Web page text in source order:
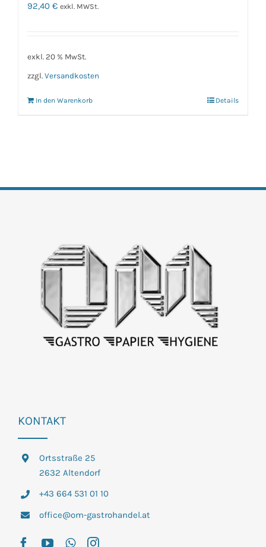
92,40 € exkl. MWSt.
exkl. 20 % MwSt.
zzgl. Versandkosten
In den Warenkorb Details
KONTAKT
Ortsstraße 25
2632 Altendorf
+43 664 531 01 10
office@om-gastrohandel.at